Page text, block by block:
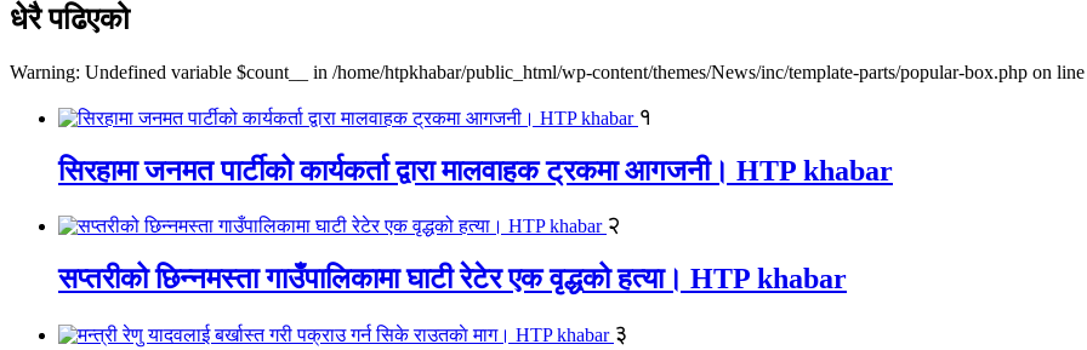
धेरै पढिएको
Warning: Undefined variable $count__ in /home/htpkhabar/public_html/wp-content/themes/News/inc/template-parts/popular-box.php on
१
सिरहामा जनमत पार्टीको कार्यकर्ता द्वारा मालवाहक ट्रकमा आगजनी। HTP khabar
२
सप्तरीको छिन्नमस्ता गाउँपालिकामा घाटी रेटेर एक वृद्धको हत्या। HTP khabar
३